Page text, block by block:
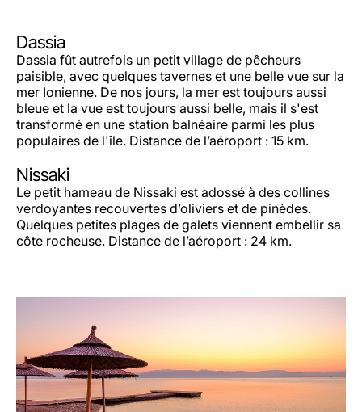
Dassia
Dassia fût autrefois un petit village de pêcheurs
paisible, avec quelques tavernes et une belle vue sur la
mer Ionienne. De nos jours, la mer est toujours aussi
bleue et la vue est toujours aussi belle, mais il s'est
transformé en une station balnéaire parmi les plus
populaires de l'île. Distance de l’aéroport : 15 km.
Nissaki
Le petit hameau de Nissaki est adossé à des collines
verdoyantes recouvertes d’oliviers et de pinèdes.
Quelques petites plages de galets viennent embellir sa
côte rocheuse. Distance de l’aéroport : 24 km.